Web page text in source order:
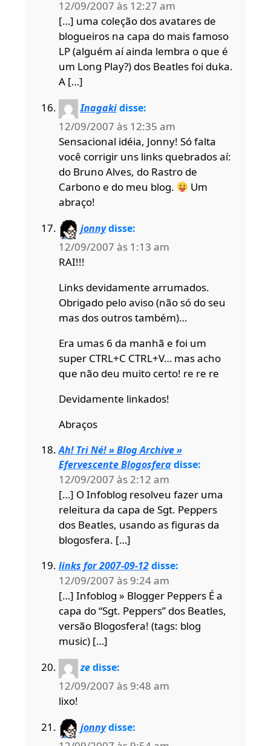
12/09/2007 às 12:27 am
[…] uma coleção dos avatares de
blogueiros na capa do mais famoso
LP (alguém aí ainda lembra o que é
um Long Play?) dos Beatles foi duka.
A […]
Inagaki disse:
12/09/2007 às 12:35 am
Sensacional idéia, Jonny! Só falta
você corrigir uns links quebrados aí:
do Bruno Alves, do Rastro de
Carbono e do meu blog.
Um
abraço!
jonny disse:
12/09/2007 às 1:13 am
RAI!!!
Links devidamente arrumados.
Obrigado pelo aviso (não só do seu
mas dos outros também)…
Era umas 6 da manhã e foi um
super CTRL+C CTRL+V… mas acho
que não deu muito certo! re re re
Devidamente linkados!
Abraços
Ah! Tri Né! » Blog Archive »
Efervescente Blogosfera disse:
12/09/2007 às 2:12 am
[…] O Infoblog resolveu fazer uma
releitura da capa de Sgt. Peppers
dos Beatles, usando as figuras da
blogosfera. […]
links for 2007-09-12 disse:
12/09/2007 às 9:24 am
[…] Infoblog » Blogger Peppers É a
capa do “Sgt. Peppers” dos Beatles,
versão Blogosfera! (tags: blog
music) […]
ze disse:
12/09/2007 às 9:48 am
lixo!
jonny disse: